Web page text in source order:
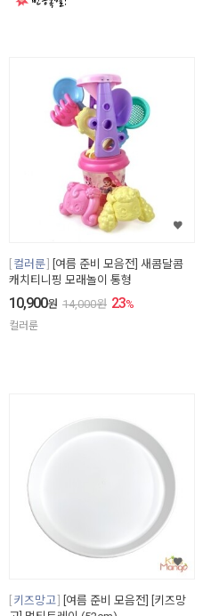
컬러룬
[여름 준비 모음전] 새콤달콤
캐치티니핑 모래놀이 통형
10,900원 14,000원 23%
컬러룬
키즈망고
[여름 준비 모음전] [키즈망